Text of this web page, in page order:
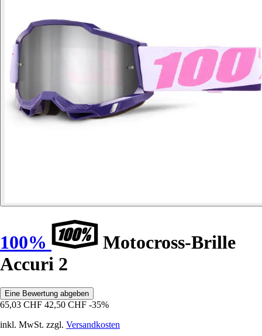
100%
Motocross-Brille
Accuri 2
Eine Bewertung abgeben
65,03 CHF 42,50 CHF -35%
inkl. MwSt. zzgl. Versandkosten